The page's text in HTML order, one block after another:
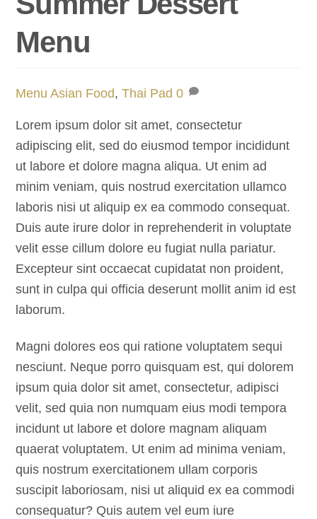
Menu
Menu Asian Food,Thai Pad 0
Lorem ipsum dolor sit amet, consectetur
adipiscing elit, sed do eiusmod tempor incididunt
ut labore et dolore magna aliqua. Ut enim ad
minim veniam, quis nostrud exercitation ullamco
laboris nisi ut aliquip ex ea commodo consequat.
Duis aute irure dolor in reprehenderit in voluptate
velit esse cillum dolore eu fugiat nulla pariatur.
Excepteur sint occaecat cupidatat non proident,
sunt in culpa qui officia deserunt mollit anim id est
laborum.
Magni dolores eos qui ratione voluptatem sequi
nesciunt. Neque porro quisquam est, qui dolorem
ipsum quia dolor sit amet, consectetur, adipisci
velit, sed quia non numquam eius modi tempora
incidunt ut labore et dolore magnam aliquam
quaerat voluptatem. Ut enim ad minima veniam,
quis nostrum exercitationem ullam corporis
suscipit laboriosam, nisi ut aliquid ex ea commodi
consequatur? Quis autem vel eum iure